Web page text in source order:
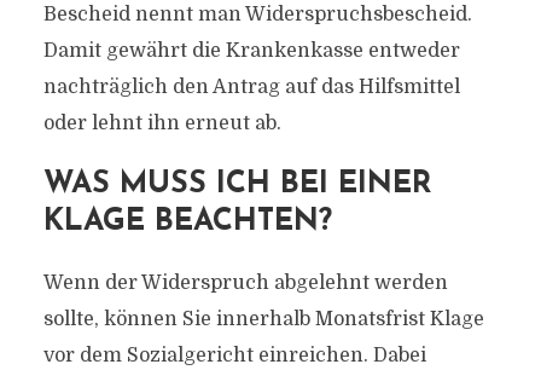
Bescheid nennt man Widerspruchsbescheid.
Damit gewährt die Krankenkasse entweder
nachträglich den Antrag auf das Hilfsmittel
oder lehnt ihn erneut ab.
WAS MUSS ICH BEI EINER
KLAGE BEACHTEN?
Wenn der Widerspruch abgelehnt werden
sollte, können Sie innerhalb Monatsfrist Klage
vor dem Sozialgericht einreichen. Dabei